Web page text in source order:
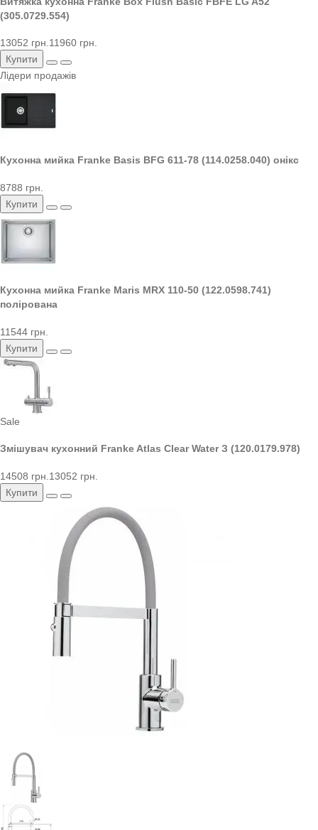
(305.0729.554)
13052 грн.11960 грн.
Купити
Лідери продажів
Кухонна мийка Franke Basis BFG 611-78 (114.0258.040) онікс
8788 грн.
Купити
Кухонна мийка Franke Maris MRX 110-50 (122.0598.741)
полірована
11544 грн.
Купити
Sale
Змішувач кухонний Franke Atlas Clear Water З (120.0179.978)
14508 грн. 13052 грн.
Купити